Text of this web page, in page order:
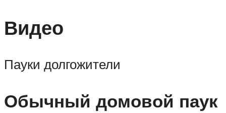
Видео
Пауки долгожители
Обычный домовой паук